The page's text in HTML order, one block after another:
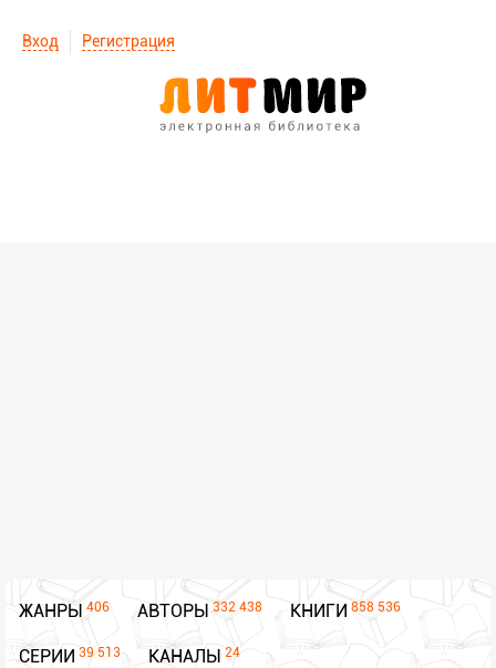
Вход Регистрация
ЖАНРЫ 406 АВТОРЫ 332 438 КНИГИ 858 536
СЕРИИ 39 513 КАНАЛЫ 24